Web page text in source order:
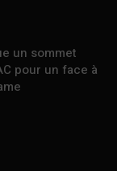
un sommet
pour un face à